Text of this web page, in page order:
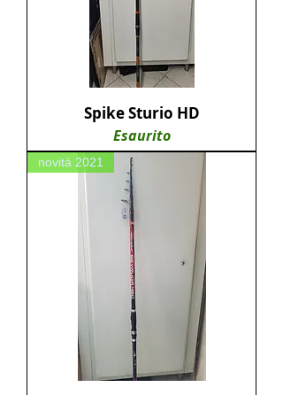
Spike Sturio HD
Esaurito
novità 2021